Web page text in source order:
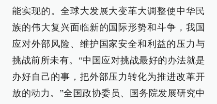
能实现的。全球大发展大变革大调整使中华民
族的伟大复兴面临新的国际形势和斗争，我国
应对外部风险、维护国家安全和利益的压力与
挑战前所未有。“中国应对挑战最好的办法就是
办好自己的事，把外部压力转化为推进改革开
放的动力。”全国政协委员、国务院发展研究中